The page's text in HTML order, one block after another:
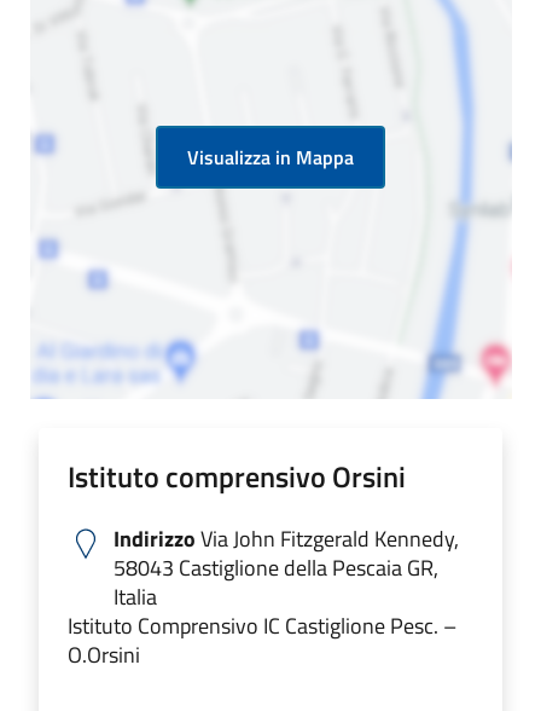
Visualizza in Mappa
Istituto comprensivo Orsini
IndirizzoVia John Fitzgerald Kennedy,
58043 Castiglione della Pescaia GR,
Italia
Istituto Comprensivo IC Castiglione Pesc. –
O.Orsini